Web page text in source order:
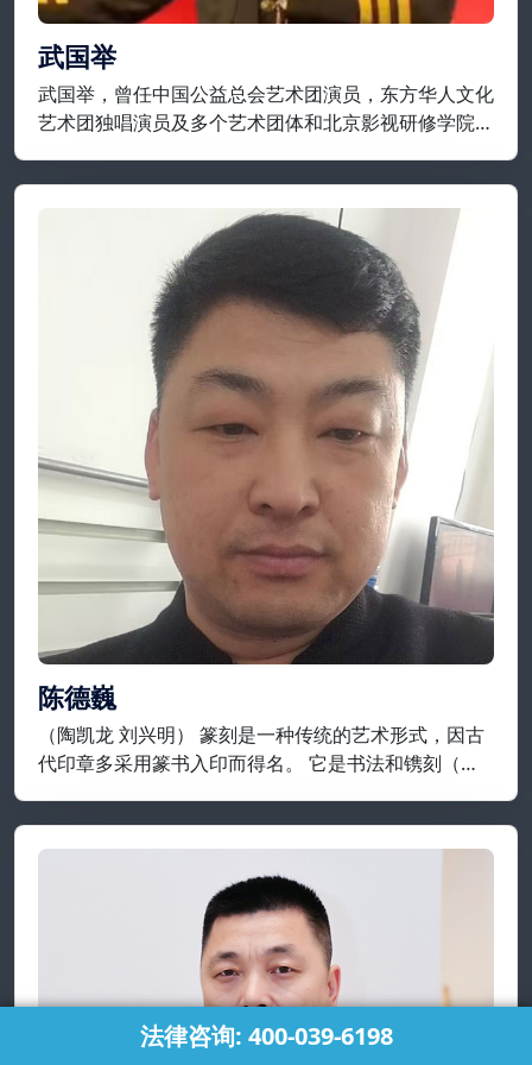
武国举
武国举，曾任中国公益总会艺术团演员，东方华人文化
艺术团独唱演员及多个艺术团体和北京影视研修学院等
友艺术团特聘独唱演员，享誉实力派歌唱家一级演员；
陈德巍
（陶凯龙 刘兴明） 篆刻是一种传统的艺术形式，因古
代印章多采用篆书入印而得名。 它是书法和镌刻（包
言，它是指将在平面上设计好的纹样或文字镌刻在金
属、石头、牙、角等材质上。
法律咨询: 400-039-6198